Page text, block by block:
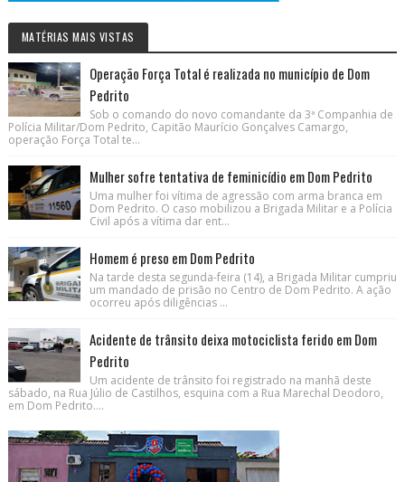
MATÉRIAS MAIS VISTAS
Operação Força Total é realizada no município de Dom
Pedrito
Sob o comando do novo comandante da 3ª Companhia de
Polícia Militar/Dom Pedrito, Capitão Maurício Gonçalves Camargo,
operação Força Total te...
Mulher sofre tentativa de feminicídio em Dom Pedrito
Uma mulher foi vítima de agressão com arma branca em
Dom Pedrito. O caso mobilizou a Brigada Militar e a Polícia
Civil após a vítima dar ent...
Homem é preso em Dom Pedrito
Na tarde desta segunda-feira (14), a Brigada Militar cumpriu
um mandado de prisão no Centro de Dom Pedrito. A ação
ocorreu após diligências ...
Acidente de trânsito deixa motociclista ferido em Dom
Pedrito
Um acidente de trânsito foi registrado na manhã deste
sábado, na Rua Júlio de Castilhos, esquina com a Rua Marechal Deodoro,
em Dom Pedrito....